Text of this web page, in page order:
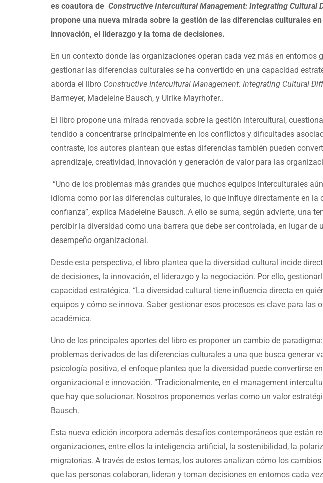
es coautora de Constructive Intercultural Management: Integrating Cultural
propone una nueva mirada sobre la gestión de las diferencias culturales
innovación, el liderazgo y la toma de decisiones.
En un contexto donde las organizaciones operan cada vez más en entornos
gestionar las diferencias culturales se ha convertido en una capacidad
aborda el libro Constructive Intercultural Management: Integrating Cultural
Barmeyer, Madeleine Bausch, y Ulrike Mayrhofer..
El libro propone una mirada renovada sobre la gestión intercultural,
tendido a concentrarse principalmente en los conflictos y dificultades
contraste, los autores plantean que estas diferencias también pueden
aprendizaje, creatividad, innovación y generación de valor para las
“Uno de los problemas más grandes que muchos equipos interculturales
idioma como por las diferencias culturales, lo que influye directamente en
confianza”, explica Madeleine Bausch. A ello se suma, según advierte, una
percibir la diversidad como una barrera que debe ser controlada, en lugar de
desempeño organizacional.
Desde esta perspectiva, el libro plantea que la diversidad cultural incide
de decisiones, la innovación, el liderazgo y la negociación. Por ello,
capacidad estratégica. “La diversidad cultural tiene influencia directa en
equipos y cómo se innova. Saber gestionar esos procesos es clave para las
académica.
Uno de los principales aportes del libro es proponer un cambio de
problemas derivados de las diferencias culturales a una que busca generar
psicología positiva, el enfoque plantea que la diversidad puede convertirse
organizacional e innovación. “Tradicionalmente, en el management
que hay que solucionar. Nosotros proponemos verlas como un valor
Bausch.
Esta nueva edición incorpora además desafíos contemporáneos que están
organizaciones, entre ellos la inteligencia artificial, la sostenibilidad, la
migratorias. A través de estos temas, los autores analizan cómo los
que las personas colaboran, lideran y toman decisiones en entornos cada